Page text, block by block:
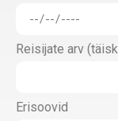
Reisijate arv
Erisoovid